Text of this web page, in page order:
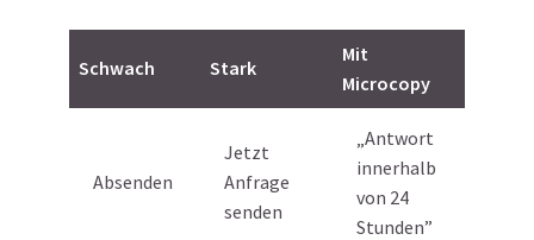
Schwach Stark
Mit
Microcopy
Absenden
Jetzt
Anfrage
senden
„Antwort
innerhalb
von 24
Stunden”